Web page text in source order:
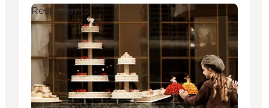
Restaurants